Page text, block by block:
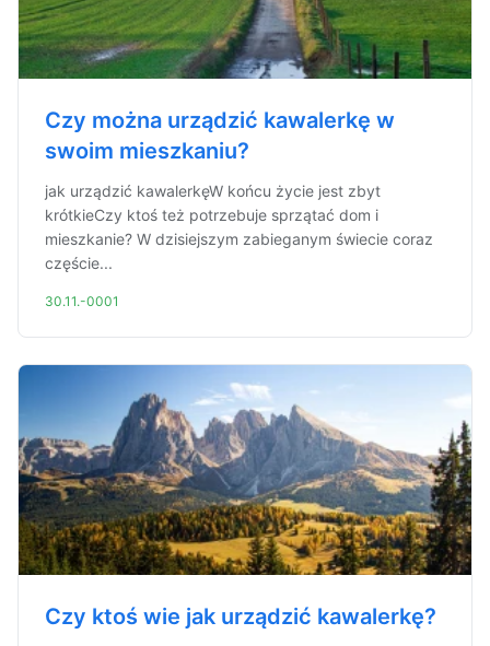
Czy można urządzić kawalerkę w
swoim mieszkaniu?
jak urządzić kawalerkęW końcu życie jest zbyt
krótkieCzy ktoś też potrzebuje sprzątać dom i
mieszkanie? W dzisiejszym zabieganym świecie coraz
częście...
30.11.-0001
Czy ktoś wie jak urządzić kawalerkę?